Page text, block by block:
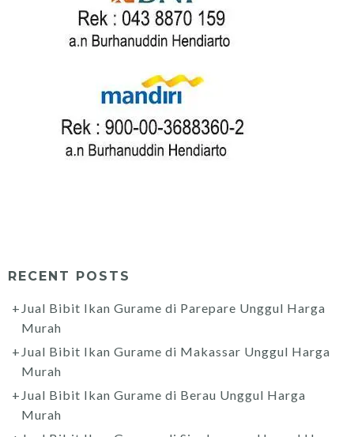
RECENT POSTS
Jual Bibit Ikan Gurame di Parepare Unggul Harga
Murah
Jual Bibit Ikan Gurame di Makassar Unggul Harga
Murah
Jual Bibit Ikan Gurame di Berau Unggul Harga
Murah